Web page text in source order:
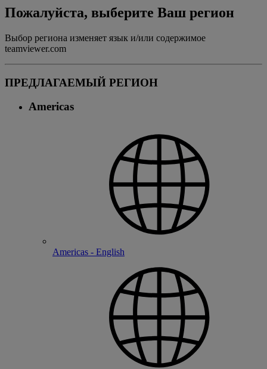
Пожалуйста, выберите Ваш регион
Выбор региона изменяет язык и/или содержимое
teamviewer.com
ПРЕДЛАГАЕМЫЙ РЕГИОН
Americas
Americas - English